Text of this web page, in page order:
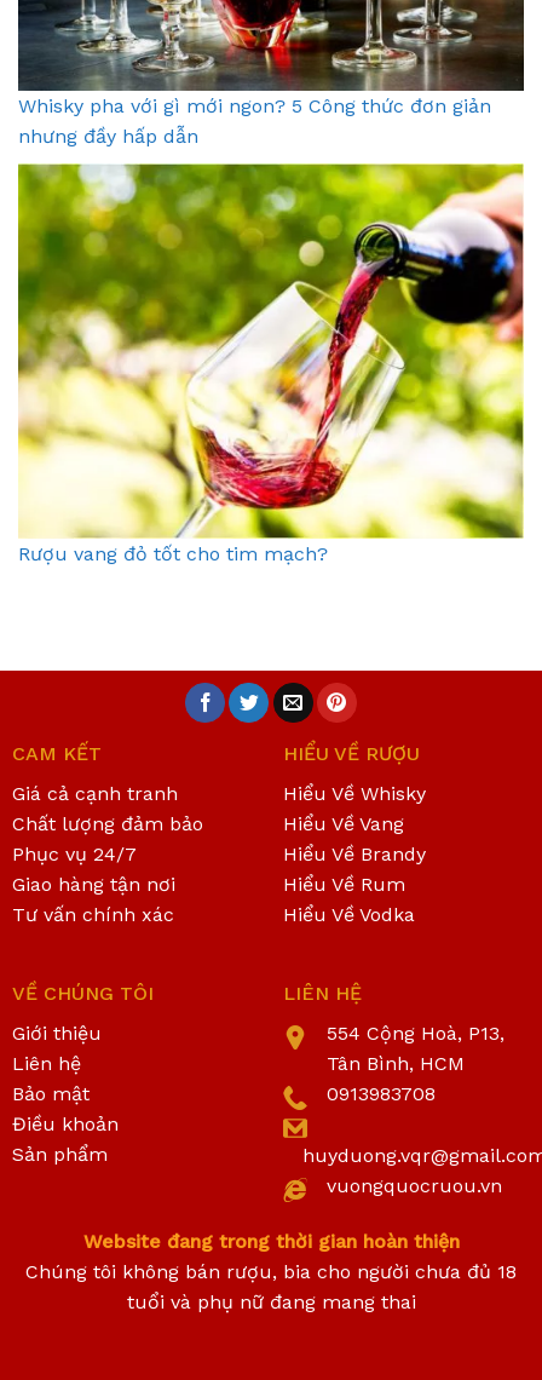
Whisky pha với gì mới ngon? 5 Công thức đơn giản
nhưng đầy hấp dẫn
Rượu vang đỏ tốt cho tim mạch?
CAM KẾT
Giá cả cạnh tranh
Chất lượng đảm bảo
Phục vụ 24/7
Giao hàng tận nơi
Tư vấn chính xác
HIỂU VỀ RƯỢU
Hiểu Về Whisky
Hiểu Về Vang
Hiểu Về Brandy
Hiểu Về Rum
Hiểu Về Vodka
VỀ CHÚNG TÔI
Giới thiệu
Liên hệ
Bảo mật
Điều khoản
Sản phẩm
LIÊN HỆ
554 Cộng Hoà, P13,
Tân Bình, HCM
0913983708
vuongquocruou.vn
Website đang trong thời gian hoàn thiện
Chúng tôi không bán rượu, bia cho người chưa đủ 18
tuổi và phụ nữ đang mang thai